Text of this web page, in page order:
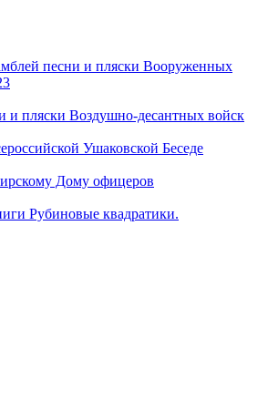
песни и пляски Вооруженных
и пляски Воздушно-десантных войск
Ушаковской Беседе
Дому офицеров
Рубиновые квадратики.